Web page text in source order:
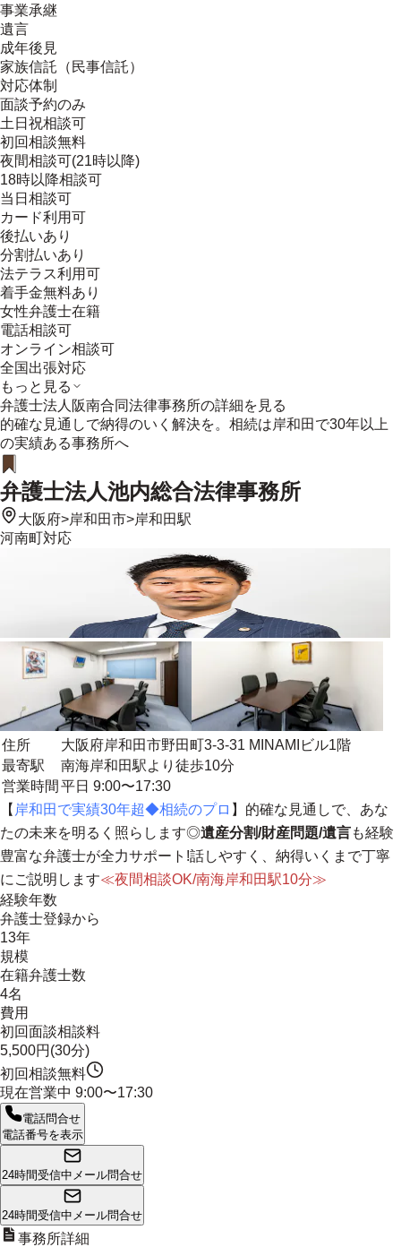
事業承継
遺言
成年後見
家族信託（民事信託）
対応体制
面談予約のみ
土日祝相談可
初回相談無料
夜間相談可(21時以降)
18時以降相談可
当日相談可
カード利用可
後払いあり
分割払いあり
法テラス利用可
着手金無料あり
女性弁護士在籍
電話相談可
オンライン相談可
全国出張対応
もっと見る
弁護士法人阪南合同法律事務所の詳細を見る
的確な見通しで納得のいく解決を。相続は岸和田で30年以上
の実績ある事務所へ
弁護士法人池内総合法律事務所
大阪府>岸和田市>岸和田駅
河南町対応
住所
大阪府岸和田市野田町3-3-31 MINAMIビル1階
最寄駅
南海岸和田駅より徒歩10分
営業時間 平日 9:00〜17:30
【 岸和田で実績30年超◆相続のプロ 】的確な見通しで、あな
たの未来を明るく照らします◎遺産分割/財産問題/遺言も経験
豊富な弁護士が全力サポート!話しやすく、納得いくまで丁寧
にご説明します≪夜間相談OK/南海岸和田駅10分≫
経験年数
弁護士登録から
13年
規模
在籍弁護士数
4名
費用
初回面談相談料
5,500円(30分)
初回相談無料
現在営業中 9:00〜17:30
電話問合せ
電話番号を表示
24時間受信中 メール問合せ
24時間受信中 メール問合せ
事務所詳細